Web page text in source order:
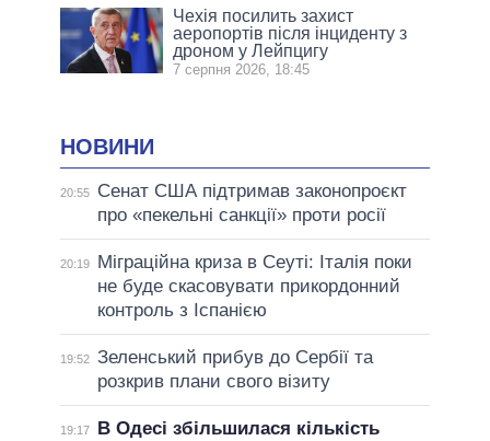
Чехія посилить захист
аеропортів після інциденту з
дроном у Лейпцигу
7 серпня 2026, 18:45
НОВИНИ
20:55
Сенат США підтримав законопроєкт
про «пекельні санкції» проти росії
20:19
Міграційна криза в Сеуті: Італія поки
не буде скасовувати прикордонний
контроль з Іспанією
19:52 Зеленський прибув до Сербії та
розкрив плани свого візиту
19:17
В Одесі збільшилася кількість